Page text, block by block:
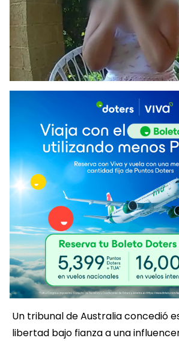
Un tribunal de Australia concedió
libertad bajo fianza a una